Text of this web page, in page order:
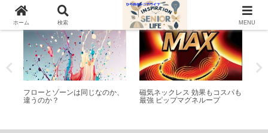
学習
フローとゾーンは同じなのか、
違うのか？
シニアライフ
磁気ネックレス 効果もコスパも
最強 ピップマグネループ
ホーム 検索 MENU